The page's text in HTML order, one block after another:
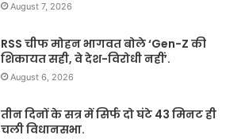
August 7, 2026
RSS चीफ मोहन भागवत बोले ‘Gen-Z की
शिकायत सही, वे देश-विरोधी नहीं’.
August 6, 2026
तीन दिनों के सत्र में सिर्फ दो घंटे 43 मिनट ही
चली विधानसभा.